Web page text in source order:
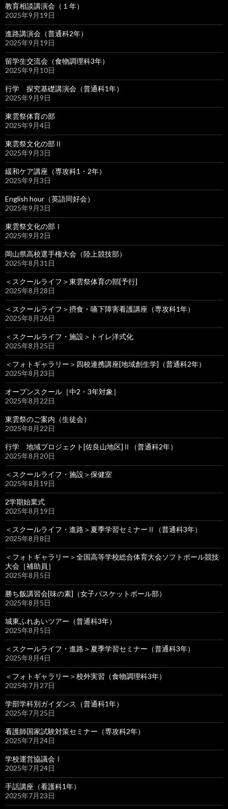
教育相談講演会（１年）
2025年9月19日
進路講演会（普通科2年）
2025年9月19日
留学生交流会（食物調理科3年）
2025年9月10日
行学 探究基礎講演会（普通科1年）
2025年9月9日
東雲祭体育の部
2025年9月4日
東雲祭文化の部Ⅱ
2025年9月3日
緩和ケア講座（専攻科1・2年）
2025年9月3日
English hour（英語同好会）
2025年9月3日
東雲祭文化の部Ⅰ
2025年9月2日
岡山県高校選手権大会（陸上競技部）
2025年8月31日
＜スクールライフ＞東雲祭体育の部[予行]
2025年8月28日
＜スクールライフ＞摂食・嚥下障害看護講座（専攻科1年）
2025年8月26日
＜スクールライフ・施設＞トイレ洋式化
2025年8月25日
＜フォトギャラリー＞四校連携講座[地域創生学]（普通科2年）
2025年8月23日
オープンスクール［中2・3年対象］
2025年8月22日
東雲祭のご案内（生徒会）
2025年8月22日
行学 地域プロジェクト[佐良山地区]Ⅱ（普通科2年）
2025年8月20日
＜スクールライフ・施設＞保健室
2025年8月19日
2学期始業式
2025年8月19日
＜スクールライフ・進路＞夏季学習セミナーⅡ（普通科3年）
2025年8月8日
＜フォトギャラリー＞全国高等学校総合体育大会ソフトボール競技
大会［補助員］
2025年8月5日
勝ち飯講習会[味の素]（女子バスケットボール部）
2025年8月5日
城東ふれあいツアー（普通科3年）
2025年8月5日
＜スクールライフ・進路＞夏季学習セミナー（普通科3年）
2025年8月4日
＜フォトギャラリー＞校外実習（食物調理科3年）
2025年7月27日
学部学科別ガイダンス（普通科1年）
2025年7月25日
看護師国家試験対策セミナー（専攻科2年）
2025年7月24日
学校運営協議会Ⅰ
2025年7月24日
手話講座（看護科1年）
2025年7月23日